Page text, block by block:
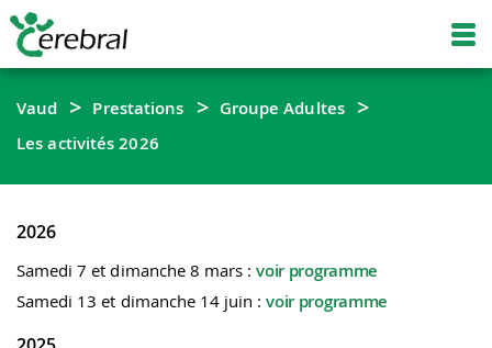
Vaud Prestations
Groupe Adultes
Les activités 2026
2026
Samedi 7 et dimanche 8 mars :voir programme
Samedi 13 et dimanche 14 juin :voir programme